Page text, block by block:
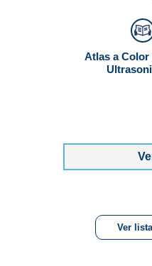
Atlas a
Ver